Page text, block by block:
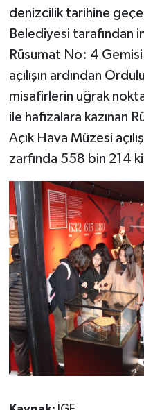
denizcilik tarihine
Belediyesi tarafından
Rüsumat No: 4
açılışın ardından
misafirlerin uğrak
ile hafızalara kazınan
Açık Hava Müzesi
zarfında 558 bin 214